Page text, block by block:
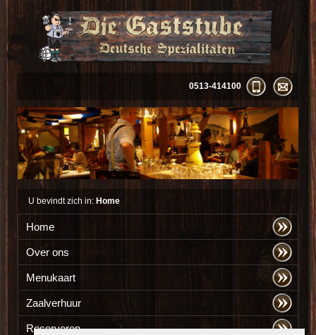
0513-414100
U bevindt zich in: Home
Home
Over ons
Menukaart
Zaalverhuur
Reserveren